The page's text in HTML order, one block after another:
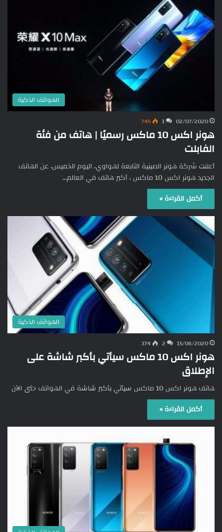
الهواتف الذكية
02/07/2020
1
745
هونر اكس 10 ماكس رسميًا | هاتف من فئة
الفابلت
أعلنت شركة هونر الصينية التابعة لهواوي، اليوم الخميس، عن الهاتف
الجديد هونر اكس 10 ماكس ، أكبر هاتف في العالم…
أكمل القراءة »
الهواتف الذكية
15/06/2020
2
374
هونر اكس 10 ماكس سيأتي بأكبر شاشة على
الإطلاق
هاتف هونر اكس 10 ماكس سيأتي بأكبر شاشة في الهواتف حتى الآن
أكمل القراءة »